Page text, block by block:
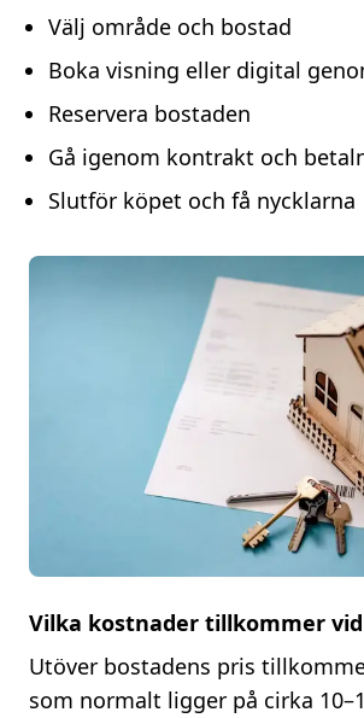
Välj område och bostad
Boka visning eller digital
Reservera bostaden
Gå igenom kontrakt och
Slutför köpet och få nycklarna
Vilka kostnader tillkommer vid
Utöver bostadens pris
som normalt ligger på cirka